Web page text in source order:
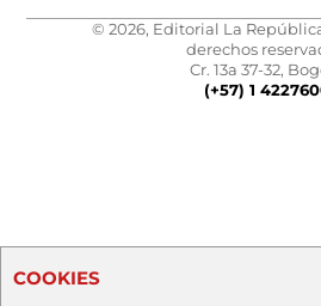
© 2026, Editorial La República
derechos
Cr. 13a 37-32,
(+57) 1
COOKIES